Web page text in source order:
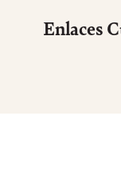
Enlaces